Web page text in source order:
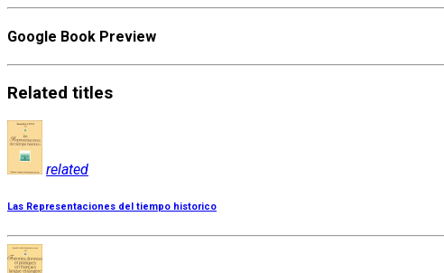
Google Book Preview
Related titles
related
Las Representaciones del tiempo historico